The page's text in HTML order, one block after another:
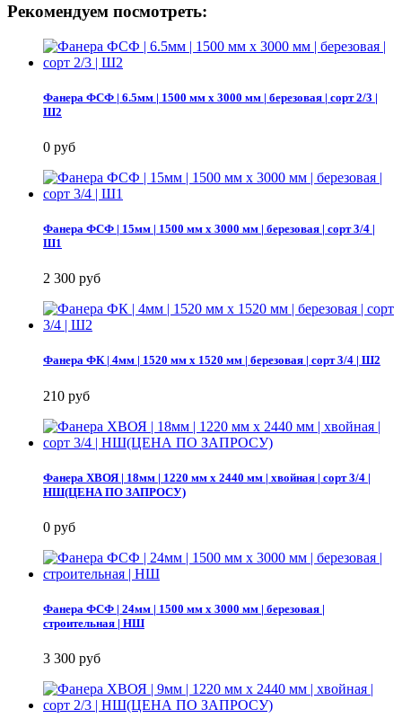
Рекомендуем посмотреть:
Фанера ФСФ | 6.5мм | 1500 мм х 3000 мм | березовая | сорт 2/3 |
Ш2
0 руб
Фанера ФСФ | 15мм | 1500 мм х 3000 мм | березовая | сорт 3/4 |
Ш1
2 300 руб
Фанера ФК | 4мм | 1520 мм х 1520 мм | березовая | сорт 3/4 | Ш2
210 руб
Фанера ХВОЯ | 18мм | 1220 мм х 2440 мм | хвойная | сорт 3/4 |
НШ(ЦЕНА ПО ЗАПРОСУ)
0 руб
Фанера ФСФ | 24мм | 1500 мм х 3000 мм | березовая |
строительная | НШ
3 300 руб